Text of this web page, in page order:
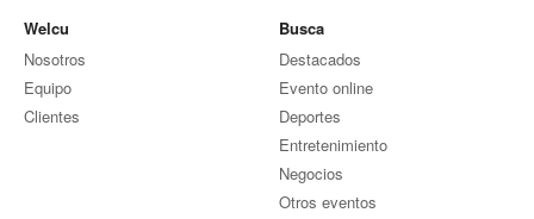
Welcu
Nosotros
Equipo
Clientes
Busca
Destacados
Evento online
Deportes
Entretenimiento
Negocios
Otros eventos